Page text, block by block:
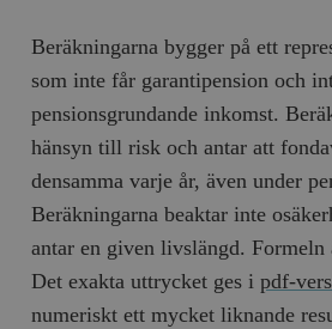
Beräkningarna bygger på ett
som inte får garantipension och
pensionsgrundande inkomst.
hänsyn till risk och antar att
densamma varje år, även under
Beräkningarna beaktar inte
antar en given livslängd. Formeln
Det exakta uttrycket ges ipdf-
numeriskt ett mycket liknande